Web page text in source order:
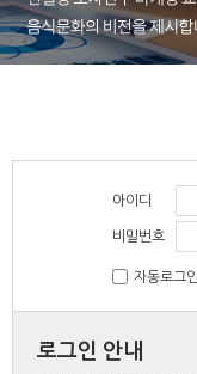
아이디
비밀번호
자동로그인
로그인 안내